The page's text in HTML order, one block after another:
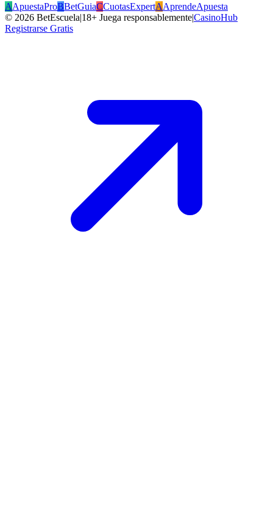
AApuestaProBBetGuiaCCuotasExpertAAprendeApuesta
© 2026 BetEscuela|18+ Juega responsablemente|CasinoHub
Registrarse Gratis